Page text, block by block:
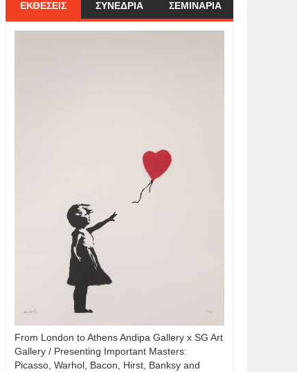
ΕΚΘΕΣΕΙΣ ΣΥΝΕΔΡΙΑ ΣΕΜΙΝΑΡΙΑ
From London to Athens Andipa Gallery x SG Art
Gallery / Presenting Important Masters:
Picasso, Warhol, Bacon, Hirst, Banksy and